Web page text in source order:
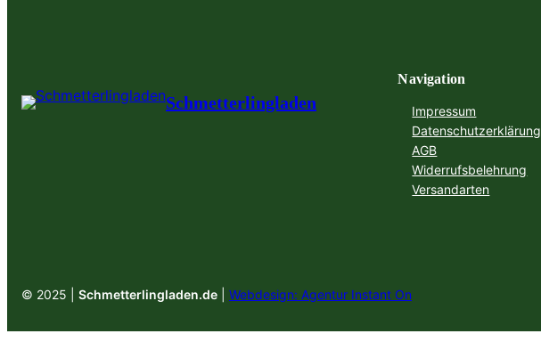
Schmetterlingladen
Navigation
Impressum
Datenschutzerklärung
AGB
Widerrufsbelehrung
Versandarten
© 2025 | Schmetterlingladen.de Webdesign: Agentur Instant On